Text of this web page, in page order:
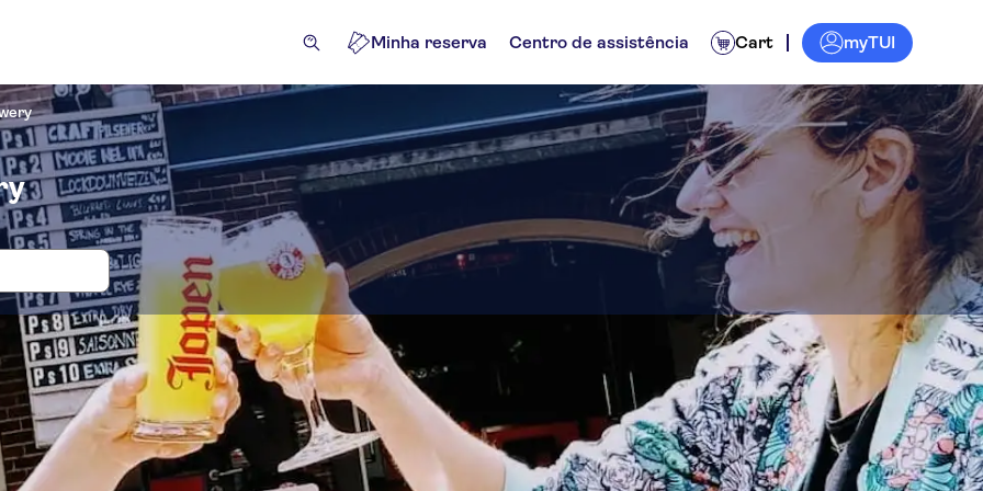
Minha reserva Centro de assistência Cart myTUI
bilhetes para Jopen Brewery